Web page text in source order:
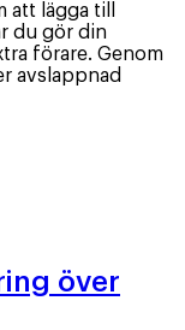
att lägga till
du gör din
förare. Genom
avslappnad
över